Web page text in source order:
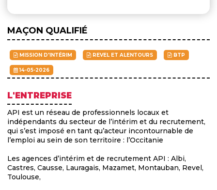
MAÇON QUALIFIÉ
MISSION D'INTÉRIM REVEL ET ALENTOURS BTP
14-05-2026
L'ENTREPRISE
API est un réseau de professionnels locaux et
indépendants du secteur de l’intérim et du recrutement,
qui s’est imposé en tant qu’acteur incontournable de
l’emploi au sein de son territoire : l’Occitanie
Les agences d’intérim et de recrutement API : Albi,
Castres, Causse, Lauragais, Mazamet, Montauban, Revel,
Toulouse,